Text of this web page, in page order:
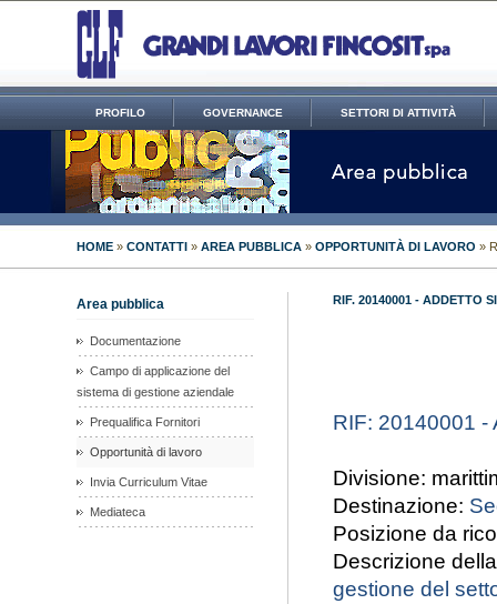
PROFILO GOVERNANCE SETTORI DI ATTIVITÀ
Area pubblica
Documentazione
Campo di applicazione del
sistema di gestione aziendale
Prequalifica Fornitori
Opportunità di lavoro
Invia Curriculum Vitae
Mediateca
HOME » CONTATTI » AREA PUBBLICA » OPPORTUNITÀ DI LAVORO »
RIF. 20140001 - ADDETTO
RIF: 20140001 -
Divisione:
Destinazione:
Posizione da
Descrizione
gestione del